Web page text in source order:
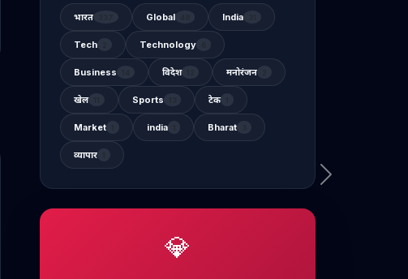
भारत Global India
Tech Technology
Business विदेश मनोरंजन
खेल Sports टेक
Market india Bharat
व्यापार
💎